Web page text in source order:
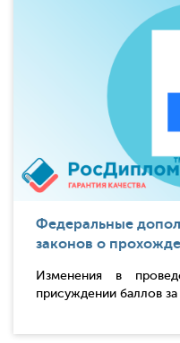
Федеральные
законов о
Изменения в
присуждении баллов